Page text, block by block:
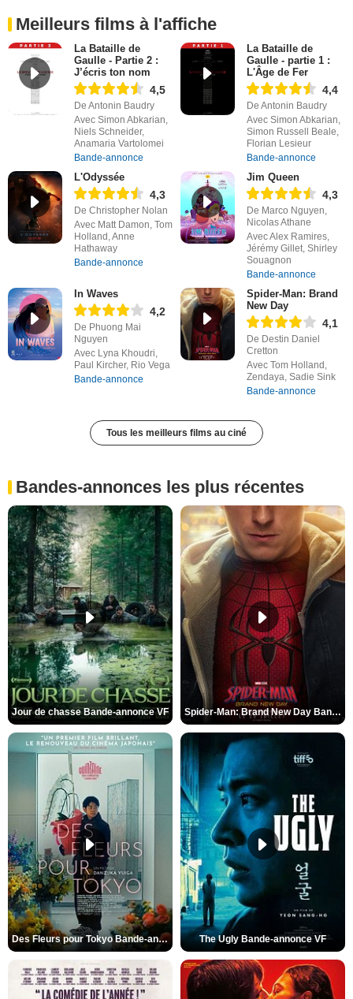
Meilleurs films à l'affiche
La Bataille de
Gaulle - Partie 2 :
J’écris ton nom
4,5
De Antonin Baudry
Avec Simon Abkarian,
Niels Schneider,
Anamaria Vartolomei
Bande-annonce
La Bataille de
Gaulle - partie 1 :
L'Âge de Fer
4,4
De Antonin Baudry
Avec Simon Abkarian,
Simon Russell Beale,
Florian Lesieur
Bande-annonce
L'Odyssée
4,3
De Christopher Nolan
Avec Matt Damon, Tom
Holland, Anne
Hathaway
Bande-annonce
Jim Queen
4,3
De Marco Nguyen,
Nicolas Athane
Avec Alex Ramires,
Jérémy Gillet, Shirley
Souagnon
Bande-annonce
In Waves
4,2
De Phuong Mai
Nguyen
Avec Lyna Khoudri,
Paul Kircher, Rio Vega
Bande-annonce
Spider-Man: Brand
New Day
4,1
De Destin Daniel
Cretton
Avec Tom Holland,
Zendaya, Sadie Sink
Bande-annonce
Tous les meilleurs films au ciné
Bandes-annonces les plus récentes
Jour de chasse Bande-annonce VF Spider-Man: Brand New Day Bande-annonce (3) VO STFR
Des Fleurs pour Tokyo Bande-annonce VO STFR The Ugly Bande-annonce VF